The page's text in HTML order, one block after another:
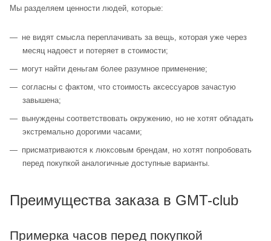
Мы разделяем ценности людей, которые:
не видят смысла переплачивать за вещь, которая уже через
месяц надоест и потеряет в стоимости;
могут найти деньгам более разумное применение;
согласны с фактом, что стоимость аксессуаров зачастую
завышена;
вынуждены соответствовать окружению, но не хотят обладать
экстремально дорогими часами;
присматриваются к люксовым брендам, но хотят попробовать
перед покупкой аналогичные доступные варианты.
Преимущества заказа в GMT-club
Примерка часов перед покупкой